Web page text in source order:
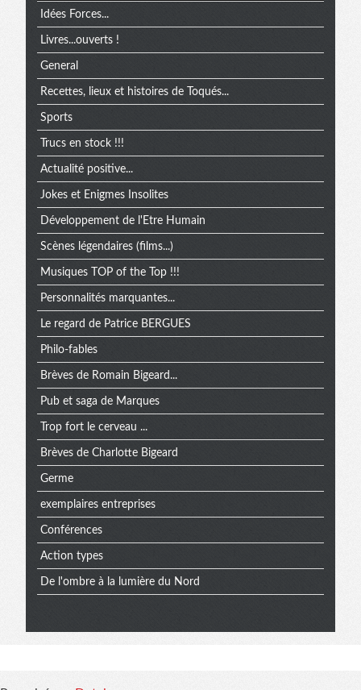
Idées Forces...
Livres...ouverts !
General
Recettes, lieux et histoires de Toqués...
Sports
Trucs en stock !!!
Actualité positive...
Jokes et Enigmes Insolites
Développement de l'Etre Humain
Scènes légendaires (films...)
Musiques TOP of the Top !!!
Personnalités marquantes...
Le regard de Patrice BERGUES
Philo-fables
Brèves de Romain Bigeard...
Pub et saga de Marques
Trop fort le cerveau ...
Brèves de Charlotte Bigeard
Germe
exemplaires entreprises
Conférences
Action types
De l'ombre à la lumière du Nord